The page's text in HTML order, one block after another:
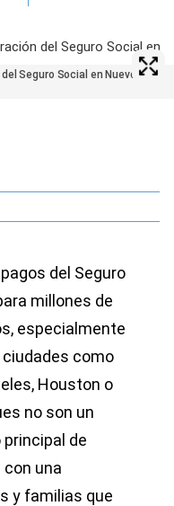
Seguro Social en Nuevo
del Seguro
millones de
especialmente
como
Houston o
no son un
de
una
y familias que